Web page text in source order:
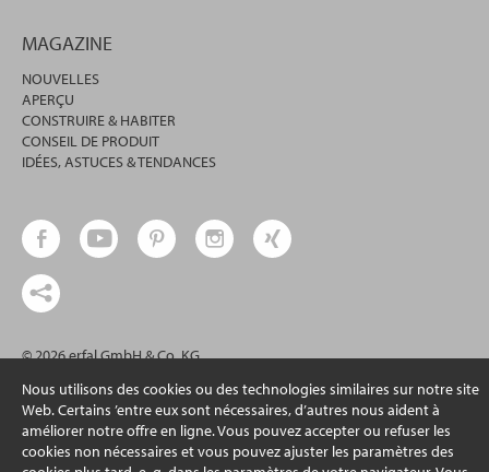
Nous utilisons des cookies ou des technologies similaires sur notre site
Web. Certains ’entre eux sont nécessaires, d’autres nous aident à
améliorer notre offre en ligne. Vous pouvez accepter ou refuser les
cookies non nécessaires et vous pouvez ajuster les paramètres des
MAGAZINE
NOUVELLES
APERÇU
CONSTRUIRE & HABITER
CONSEIL DE PRODUIT
IDÉES, ASTUCES & TENDANCES
© 2026 erfal GmbH & Co. KG